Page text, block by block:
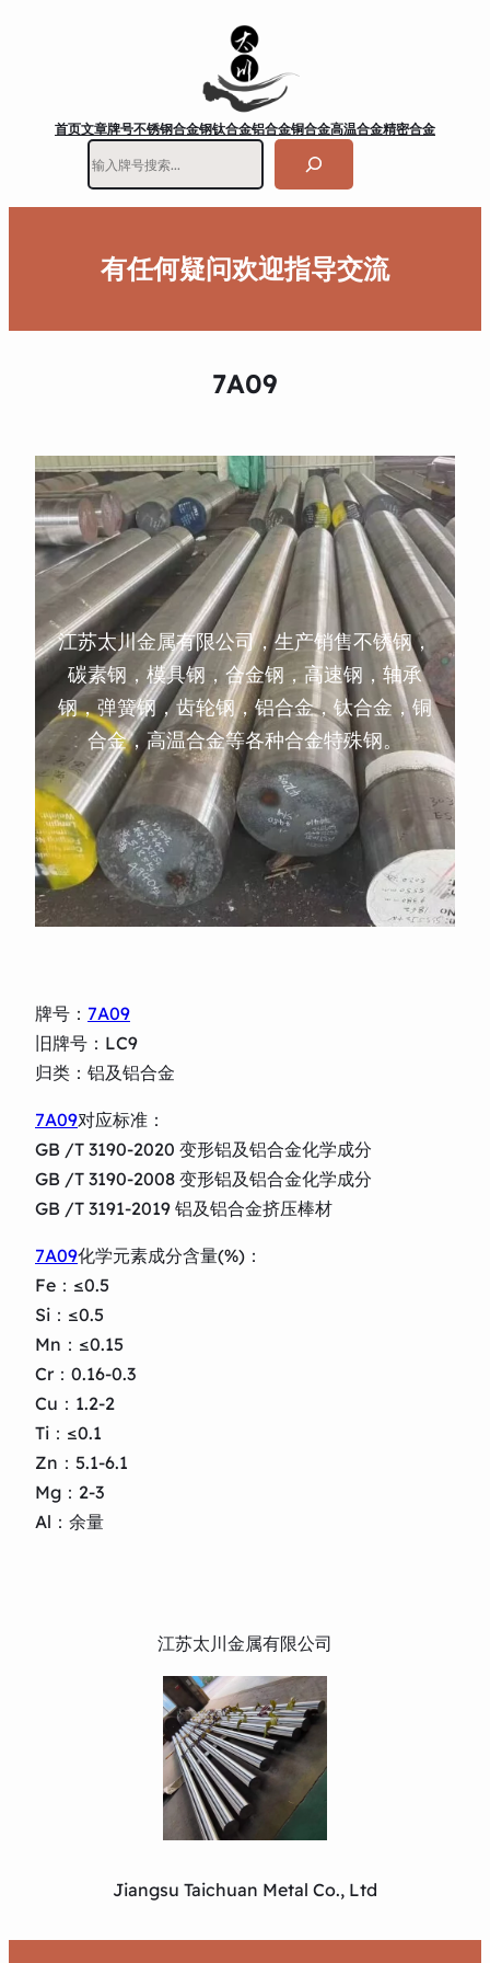
首页文章牌号不锈钢合金钢钛合金铝合金铜合金高温合金精密合金
有任何疑问欢迎指导交流
7A09
江苏太川金属有限公司，生产销售不锈钢，
碳素钢，模具钢，合金钢，高速钢，轴承
钢，弹簧钢，齿轮钢，铝合金，钛合金，铜
合金，高温合金等各种合金特殊钢。
牌号： 7A09
旧牌号：LC9
归类：铝及铝合金
7A09对应标准：
GB /T 3190-2020 变形铝及铝合金化学成分
GB /T 3190-2008 变形铝及铝合金化学成分
GB /T 3191-2019 铝及铝合金挤压棒材
7A09化学元素成分含量(%)：
Fe：≤0.5
Si：≤0.5
Mn：≤0.15
Cr：0.16-0.3
Cu：1.2-2
Ti：≤0.1
Zn：5.1-6.1
Mg：2-3
Al：余量
江苏太川金属有限公司
Jiangsu Taichuan Metal Co., Ltd